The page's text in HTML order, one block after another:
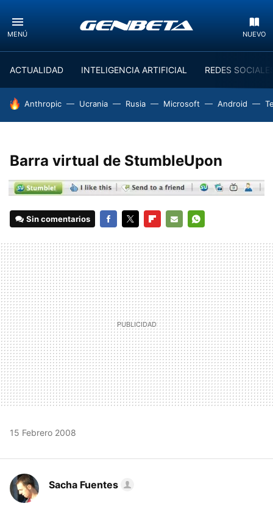
MENÚ NUEVO
ACTUALIDAD INTELIGENCIA ARTIFICIAL REDES
HOY SE HABLA DE
Anthropic Ucrania Rusia Microsoft Android
Barra virtual de StumbleUpon
Sin comentarios
MAIL
15 Febrero 2008
Sacha Fuentes